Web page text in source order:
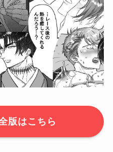
版はこちら